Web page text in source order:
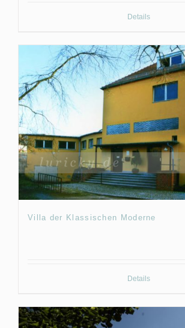
Details
Villa der Klassischen Moderne
Details